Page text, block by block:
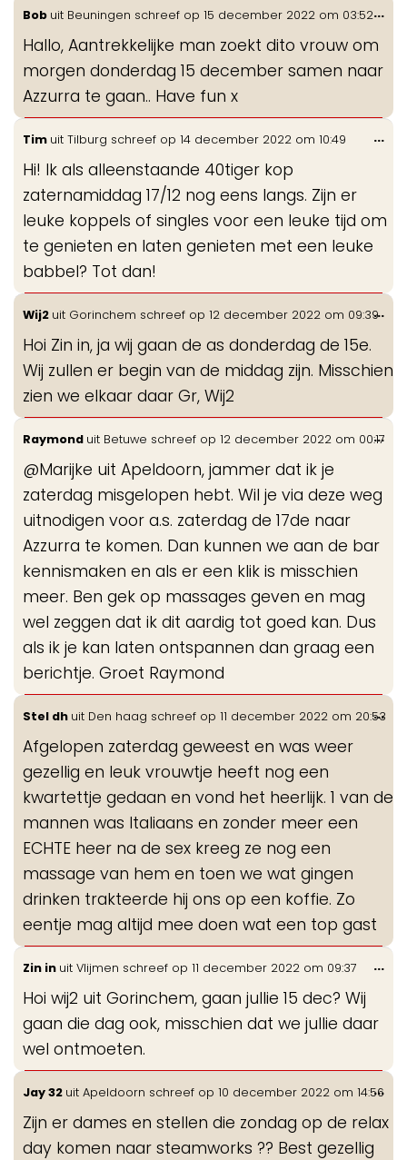
Bob uit Beuningen schreef op 15 december 2022 om 03:52
Hallo, Aantrekkelijke man zoekt dito vrouw om
morgen donderdag 15 december samen naar
Azzurra te gaan.. Have fun x
...
Tim uit Tilburg schreef op 14 december 2022 om 10:49
Hi! Ik als alleenstaande 40tiger kop
zaternamiddag 17/12 nog eens langs. Zijn er
leuke koppels of singles voor een leuke tijd om
te genieten en laten genieten met een leuke
babbel? Tot dan!
...
Wij2 uit Gorinchem schreef op 12 december 2022 om 09:39
Hoi Zin in, ja wij gaan de as donderdag de 15e.
Wij zullen er begin van de middag zijn. Misschien
zien we elkaar daar Gr, Wij2
...
Raymond uit Betuwe schreef op 12 december 2022 om 00:17
@Marijke uit Apeldoorn, jammer dat ik je
zaterdag misgelopen hebt. Wil je via deze weg
uitnodigen voor a.s. zaterdag de 17de naar
Azzurra te komen. Dan kunnen we aan de bar
kennismaken en als er een klik is misschien
meer. Ben gek op massages geven en mag
wel zeggen dat ik dit aardig tot goed kan. Dus
als ik je kan laten ontspannen dan graag een
berichtje. Groet Raymond
...
Stel dh uit Den haag schreef op 11 december 2022 om 20:53
Afgelopen zaterdag geweest en was weer
gezellig en leuk vrouwtje heeft nog een
kwartettje gedaan en vond het heerlijk. 1 van de
mannen was Italiaans en zonder meer een
ECHTE heer na de sex kreeg ze nog een
massage van hem en toen we wat gingen
drinken trakteerde hij ons op een koffie. Zo
eentje mag altijd mee doen wat een top gast
...
Zin in uit Vlijmen schreef op 11 december 2022 om 09:37
Hoi wij2 uit Gorinchem, gaan jullie 15 dec? Wij
gaan die dag ook, misschien dat we jullie daar
wel ontmoeten.
...
Jay 32 uit Apeldoorn schreef op 10 december 2022 om 14:56
Zijn er dames en stellen die zondag op de relax
day komen naar steamworks ?? Best gezellig
...